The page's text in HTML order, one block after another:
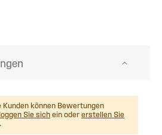
Kunden können Bewertungen
loggen Sie sich ein oder erstellen Sie
.